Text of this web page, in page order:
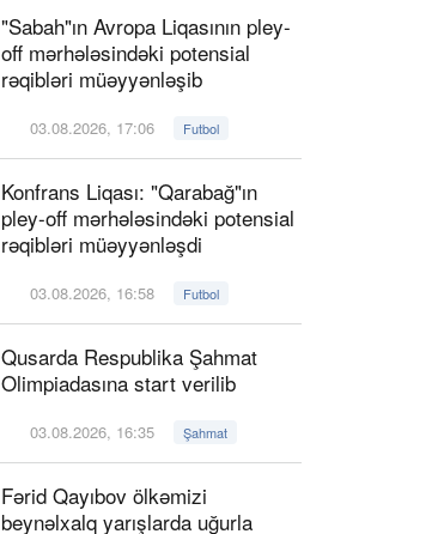
"Sabah"ın Avropa Liqasının pley-
off mərhələsindəki potensial
rəqibləri müəyyənləşib
03.08.2026, 17:06 Futbol
Konfrans Liqası: "Qarabağ"ın
pley-off mərhələsindəki potensial
rəqibləri müəyyənləşdi
03.08.2026, 16:58 Futbol
Qusarda Respublika Şahmat
Olimpiadasına start verilib
03.08.2026, 16:35 Şahmat
Fərid Qayıbov ölkəmizi
beynəlxalq yarışlarda uğurla